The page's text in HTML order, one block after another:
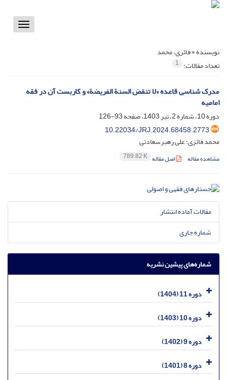
Toggle
نویسنده =فائزی، محمد
تعداد مقالات: 1
مدرک شناسی قاعده «لا تنقض السنة الفریضة» و کاربست آن در فقه
امامیه
دوره 10، شماره 2، تیر 1403، صفحه
93-126
10.22034/JRJ.2024.68458.2773
محمد فائزی؛ علی رهبرسعادتی
مشاهده مقاله اصل مقاله 789.82 K
مقالات آماده انتشار
شماره جاری
شماره‌های پیشین نشریه
دوره 11 (1404)
دوره 10 (1403)
دوره 9 (1402)
دوره 8 (1401)